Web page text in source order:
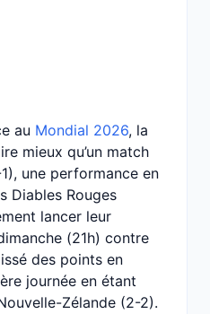
au Mondial 2026, la
mieux qu’un match
une performance en
Diables Rouges
lancer leur
(21h) contre
des points en
journée en étant
Zélande (2-2).